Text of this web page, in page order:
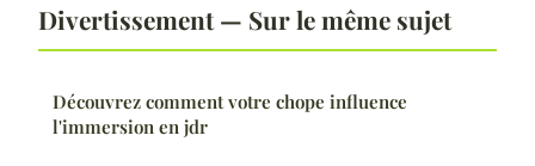
Divertissement — Sur le même sujet
Découvrez comment votre chope influence
l'immersion en jdr